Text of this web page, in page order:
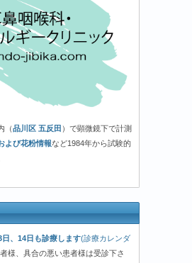
（品川区 五反田 ）で顕微鏡下で計測
よび花粉情報など1984年から試験的
、14日も診療します(診療カレンダ
様、具合の悪い患者様は受診下さ